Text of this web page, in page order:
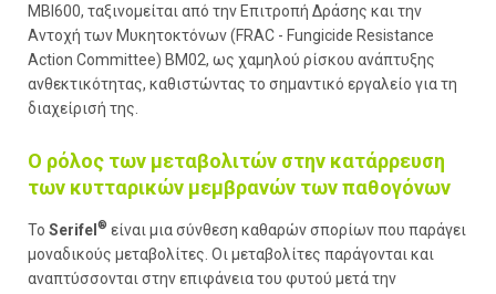
MBI600, ταξινομείται από την Επιτροπή Δράσης και την
Αντοχή των Μυκητοκτόνων (FRAC - Fungicide Resistance
Action Committee) BM02, ως χαμηλού ρίσκου ανάπτυξης
ανθεκτικότητας, καθιστώντας το σημαντικό εργαλείο για τη
διαχείρισή της.
Ο ρόλος των μεταβολιτών στην κατάρρευση
των κυτταρικών μεμβρανών των παθογόνων
Το Serifel ® είναι μια σύνθεση καθαρών σπορίων που παράγει
μοναδικούς μεταβολίτες. Οι μεταβολίτες παράγονται και
αναπτύσσονται στην επιφάνεια του φυτού μετά την